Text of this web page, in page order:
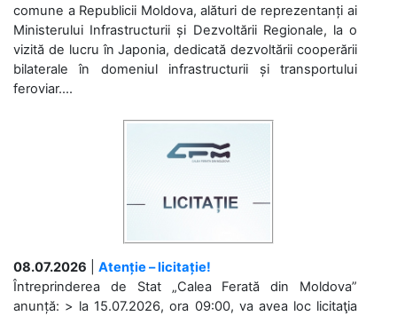
comune a Republicii Moldova, alături de reprezentanți ai
Ministerului Infrastructurii și Dezvoltării Regionale, la o
vizită de lucru în Japonia, dedicată dezvoltării cooperării
bilaterale în domeniul infrastructurii și transportului
feroviar....
08.07.2026
Atenție – licitație!
Întreprinderea de Stat „Calea Ferată din Moldova”
anunță: > la 15.07.2026, ora 09:00, va avea loc licitaţia